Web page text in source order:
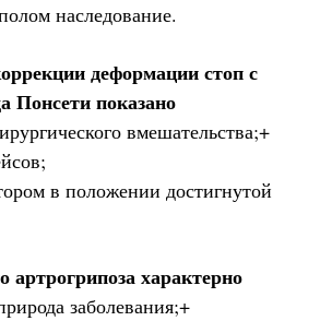
наследование.
деформации стоп с
Понсети показано
вмешательства;+
в положении достигнутой
артрогрипоза характерно
заболевания;+